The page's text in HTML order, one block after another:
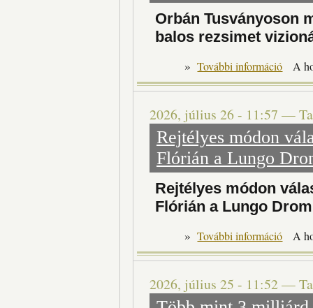
Orbán Tusványoson
balos rezsimet
» További információ A
2026, július 26 - 11:57 —
Rejtélyes módon
Flórián a Lungo
Rejtélyes módon
Flórián a Lungo
» További információ A
2026, július 25 - 11:52—